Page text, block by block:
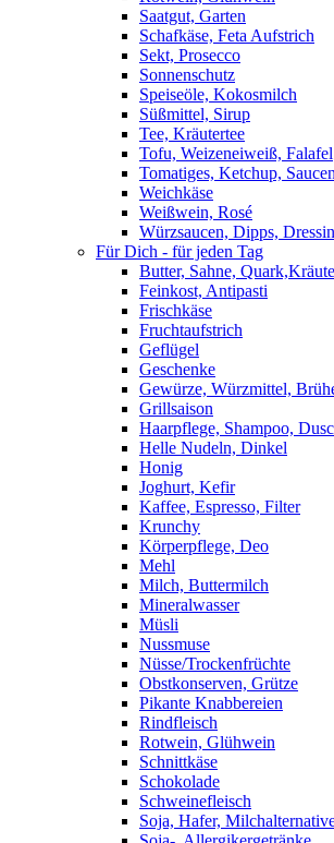
Saatgut, Garten
Schafkäse, Feta Aufstrich
Sekt, Prosecco
Sonnenschutz
Speiseöle, Kokosmilch
Süßmittel, Sirup
Tee, Kräutertee
Tofu, Weizeneiweiß, Falafel
Tomatiges, Ketchup, Saucen
Weichkäse
Weißwein, Rosé
Würzsaucen, Dipps,
Für Dich - für jeden Tag
Butter, Sahne,
Feinkost, Antipasti
Frischkäse
Fruchtaufstrich
Geflügel
Geschenke
Gewürze, Würzmittel,
Grillsaison
Haarpflege, Shampoo,
Helle Nudeln, Dinkel
Honig
Joghurt, Kefir
Kaffee, Espresso, Filter
Krunchy
Körperpflege, Deo
Mehl
Milch, Buttermilch
Mineralwasser
Müsli
Nussmuse
Nüsse/Trockenfrüchte
Obstkonserven, Grütze
Pikante Knabbereien
Rindfleisch
Rotwein, Glühwein
Schnittkäse
Schokolade
Schweinefleisch
Soja, Hafer,